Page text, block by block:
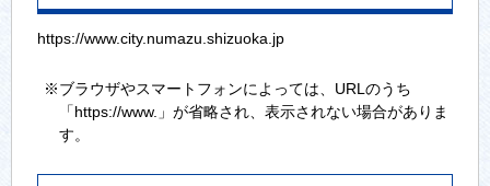
https://www.city.numazu.shizuoka.jp
※ブラウザやスマートフォンによっては、URLのうち
「https://www.」が省略され、表示されない場合がありま
す。